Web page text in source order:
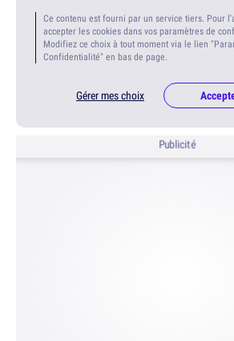
Ce contenu est fourni par un service tiers. Pour
accepter les cookies dans vos paramètres de
Modifiez ce choix à tout moment via le lien
Confidentialité" en bas de page.
Gérer mes choix
Publicité